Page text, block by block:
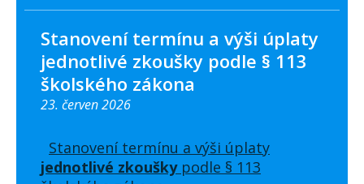
Stanovení termínu a výši úplaty
jednotlivé zkoušky podle § 113
školského zákona
23. červen 2026
Stanovení termínu a výši úplaty
jednotlivé zkouškypodle § 113